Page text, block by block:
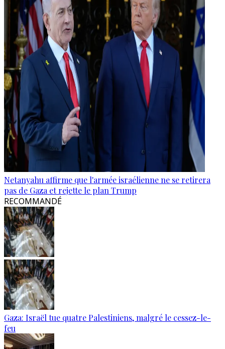
Netanyahu affirme que l'armée israélienne ne se retirera
pas de Gaza et rejette le plan Trump
RECOMMANDÉ
Gaza: Israël tue quatre Palestiniens, malgré le cessez-le-
feu